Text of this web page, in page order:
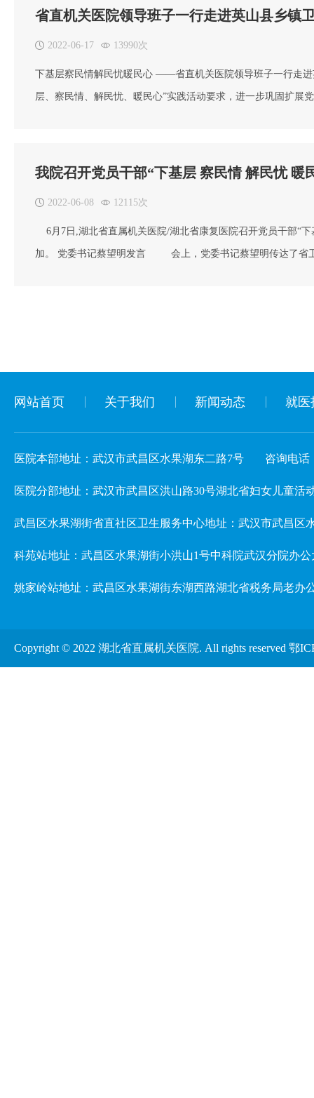
省直机关医院领导班子一行走进英山县乡镇
2022-06-17 13990次
下基层察民情解民忧暖民心 ——省直机关医院领导班子一行走
层、察民情、解民忧、暖民心”实践活动要求，进一步巩固扩展
我院召开党员干部“下基层 察民情 解民忧 暖
2022-06-08 12115次
6月7日,湖北省直属机关医院/湖北省康复医院召开党员干部“
加。 党委书记蔡望明发言 会上，党委书记蔡望明传达了省卫
网站首页 关于我们 新闻动态 就医
医院本部地址：武汉市武昌区水果湖东二路7号 咨询电话
医院分部地址：武汉市武昌区洪山路30号湖北省妇女儿童
武昌区水果湖街省直社区卫生服务中心地址：武汉市武昌区
科苑站地址：武昌区水果湖街小洪山1号中科院武汉分院办
姚家岭站地址：武昌区水果湖街东湖西路湖北省税务局老办
Copyright © 2022 湖北省直属机关医院. All rights reserved 鄂